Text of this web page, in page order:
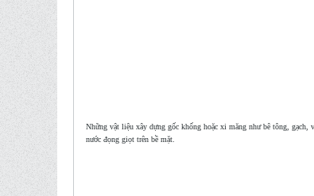
Những vật liệu xây dựng gốc khống hoặc xi măng như bê tông,
nước đọng giọt trên bề mặt.